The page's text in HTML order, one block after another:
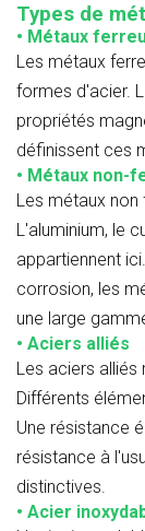
Types de
• Métaux
Les métaux
formes d'acier.
propriétés
définissent ces
• Métaux non-
Les métaux
L'aluminium, le
appartiennent
corrosion, les
une large
• Aciers alliés
Les aciers alliés
Différents
Une résistance
résistance à
distinctives.
• Acier